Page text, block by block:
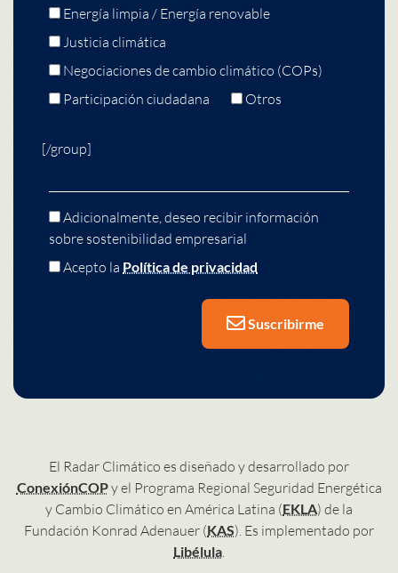
Energía limpia / Energía renovable
Justicia climática
Negociaciones de cambio climático (COPs)
Participación ciudadana
Otros
[/group]
Adicionalmente, deseo recibir información
sobre sostenibilidad empresarial
Acepto la Política de privacidad
Suscribirme
El Radar Climático es diseñado y desarrollado por
ConexiónCOPy el Programa Regional Seguridad Energética
y Cambio Climático en América Latina (EKLA) de la
Fundación Konrad Adenauer (KAS). Es implementado por
Libélula